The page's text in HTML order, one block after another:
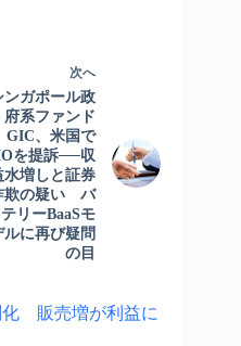
次へ
ンガポール政
府系ファンド
GIC、米国で
を提訴──収
水増しと証券
欺の疑い バ
リーBaaSモ
ルに再び疑問
の目
化 販売増が利益に